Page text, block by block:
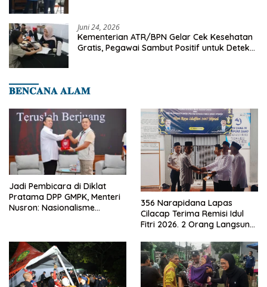
Juni 24, 2026
Kementerian ATR/BPN Gelar Cek Kesehatan
Gratis, Pegawai Sambut Positif untuk Deteksi
𝐁𝐄𝐍𝐂𝐀𝐍𝐀 𝐀𝐋𝐀𝐌
Jadi Pembicara di Diklat
Pratama DPP GMPK, Menteri
Nusron: Nasionalisme
356 Narapidana Lapas
Cilacap Terima Remisi Idul
Fitri 2026. 2 Orang Langsung